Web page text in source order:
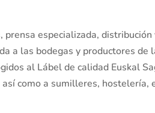
prensa especializada,
a las bodegas y productores de
al Lábel de calidad Euskal
como a sumilleres, hostelería,